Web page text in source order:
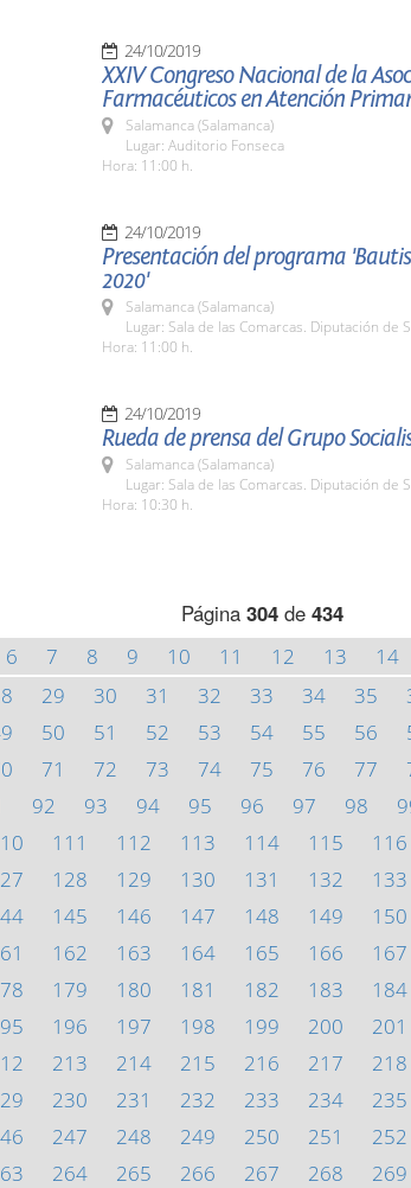
24/10/2019
XXIV Congreso Nacional de la
Farmacéuticos en Atención
Salamanca (Salamanca)
Lugar: Auditorio Fonseca
Hora: 11:00 h.
24/10/2019
Presentación del programa
2020'
Salamanca (Salamanca)
Lugar: Sala de las Comarcas. Diputación de
Hora: 11:00 h.
24/10/2019
Rueda de prensa del Grupo
Salamanca (Salamanca)
Lugar: Sala de las Comarcas. Diputación de
Hora: 10:30 h.
Página 304de 434
6 7 8 9 10 11 12 13 14
29 30 31 32 33 34 35
50 51 52 53 54 55 56
71 72 73 74 75 76 77
92 93 94 95 96 97 98
111 112 113 114 115 116
128 129 130 131 132 133
145 146 147 148 149 150
162 163 164 165 166 167
179 180 181 182 183 184
196 197 198 199 200 201
213 214 215 216 217 218
230 231 232 233 234 235
247 248 249 250 251 252
264 265 266 267 268 269